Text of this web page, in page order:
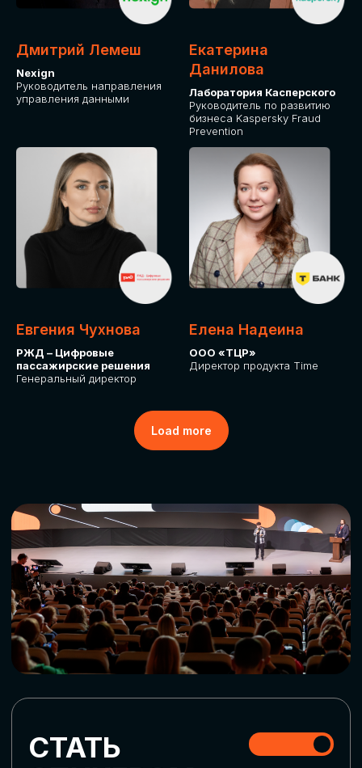
Дмитрий Лемеш
Nexign
Руководитель направления
управления данными
Екатерина
Данилова
Лаборатория Касперского
Руководитель по развитию
бизнеса Kaspersky Fraud
Prevention
Евгения Чухнова
РЖД – Цифровые
пассажирские решения
Генеральный директор
Елена Надеина
ООО «ТЦР»
Директор продукта Time
Load more
ДЛЯ ОПЛАТЫ БИЛЕТОВ
Оплата через сервис Timepad
ПРИОБРЕСТИ БИЛЕТ